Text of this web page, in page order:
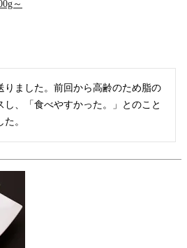
～
りました。前回から高齢のため脂の
し、「食べやすかった。」とのこと
。